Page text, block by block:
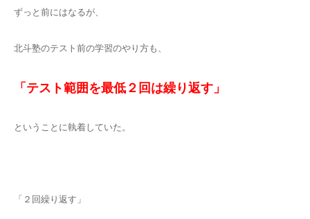
ずっと前にはなるが、
北斗塾のテスト前の学習のやり方も、
「テスト範囲を最低２回は繰り返す」
ということに執着していた。
「２回繰り返す」